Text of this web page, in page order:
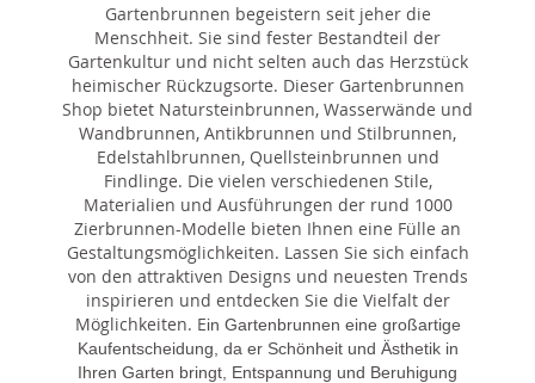
Gartenbrunnen begeistern seit jeher die
Menschheit. Sie sind fester Bestandteil der
Gartenkultur und nicht selten auch das Herzstück
heimischer Rückzugsorte. Dieser Gartenbrunnen
Shop bietet Natursteinbrunnen, Wasserwände und
Wandbrunnen, Antikbrunnen und Stilbrunnen,
Edelstahlbrunnen, Quellsteinbrunnen und
Findlinge. Die vielen verschiedenen Stile,
Materialien und Ausführungen der rund 1000
Zierbrunnen-Modelle bieten Ihnen eine Fülle an
Gestaltungsmöglichkeiten. Lassen Sie sich einfach
von den attraktiven Designs und neuesten Trends
inspirieren und entdecken Sie die Vielfalt der
Möglichkeiten. Ein Gartenbrunnen eine großartige
Kaufentscheidung, da er Schönheit und Ästhetik in
Ihren Garten bringt, Entspannung und Beruhigung